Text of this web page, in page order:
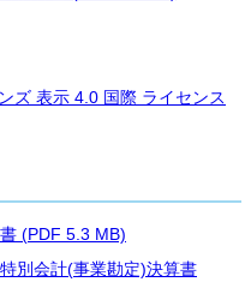
ズ 表示 4.0 国際 ライセンス
(PDF 5.3 MB)
別会計(事業勘定)決算書